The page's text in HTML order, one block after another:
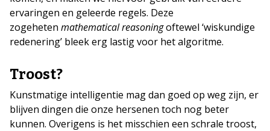
ervaringen en geleerde regels. Deze
zogeheten mathematical reasoningoftewel ‘wiskundige
redenering’ bleek erg lastig voor het algoritme.
Troost?
Kunstmatige intelligentie mag dan goed op weg zijn, er
blijven dingen die onze hersenen toch nog beter
kunnen. Overigens is het misschien een schrale troost,